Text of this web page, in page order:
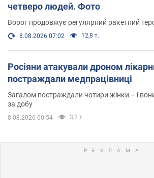
четверо людей. Фото
Ворог продовжує регулярний ракетний
8.08.2026 07:02 12,8 т.
Росіяни атакували дроном
постраждали медпрацівниці
Загалом постраждали чотири жінки – і
за добу
8.08.2026 00:54 3,2 т.